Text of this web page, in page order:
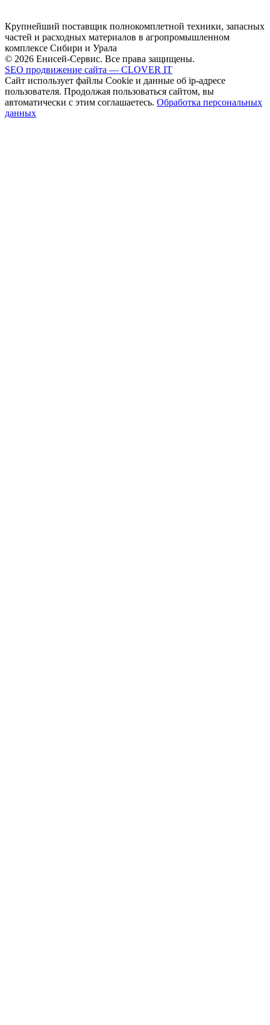
Крупнейший поставщик полнокомплетной техники, запасных
частей и расходных материалов в агропромышленном
комплексе Сибири и Урала
© 2026 Енисей-Сервис. Все права защищены.
SEO продвижение сайта — CLOVER IT
Сайт использует файлы Cookie и данные об ip-адресе
пользователя. Продолжая пользоваться сайтом, вы
автоматически с этим соглашаетесь. Обработка персональных
данных